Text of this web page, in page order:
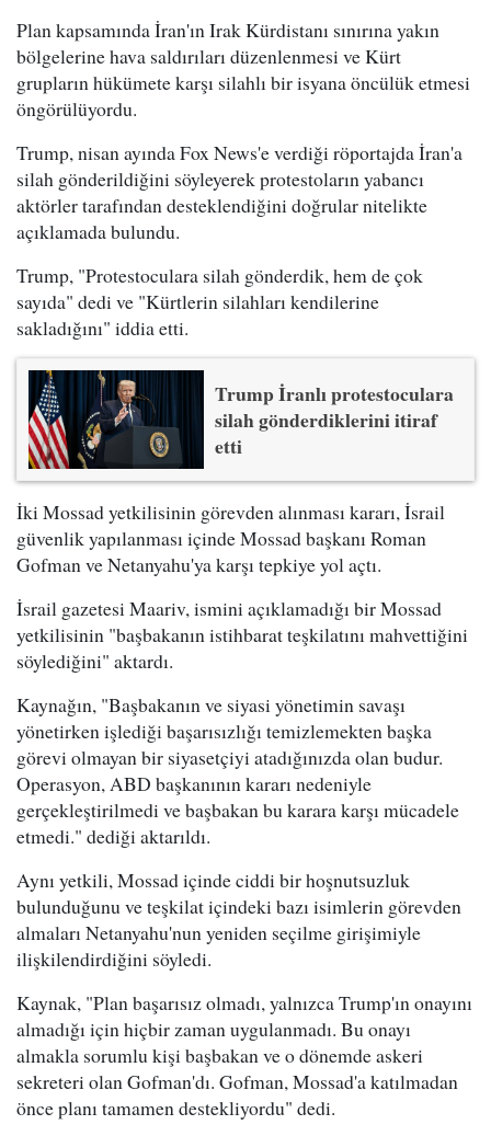
Plan kapsamında İran'ın Irak Kürdistanı sınırına yakın
bölgelerine hava saldırıları düzenlenmesi ve Kürt
grupların hükümete karşı silahlı bir isyana öncülük etmesi
öngörülüyordu.
Trump, nisan ayında Fox News'e verdiği röportajda İran'a
silah gönderildiğini söyleyerek protestoların yabancı
aktörler tarafından desteklendiğini doğrular nitelikte
açıklamada bulundu.
Trump, "Protestoculara silah gönderdik, hem de çok
sayıda" dedi ve "Kürtlerin silahları kendilerine
sakladığını" iddia etti.
Trump İranlı protestoculara
silah gönderdiklerini itiraf
etti
İki Mossad yetkilisinin görevden alınması kararı, İsrail
güvenlik yapılanması içinde Mossad başkanı Roman
Gofman ve Netanyahu'ya karşı tepkiye yol açtı.
İsrail gazetesi Maariv, ismini açıklamadığı bir Mossad
yetkilisinin "başbakanın istihbarat teşkilatını mahvettiğini
söylediğini" aktardı.
Kaynağın, "Başbakanın ve siyasi yönetimin savaşı
yönetirken işlediği başarısızlığı temizlemekten başka
görevi olmayan bir siyasetçiyi atadığınızda olan budur.
Operasyon, ABD başkanının kararı nedeniyle
gerçekleştirilmedi ve başbakan bu karara karşı mücadele
etmedi." dediği aktarıldı.
Aynı yetkili, Mossad içinde ciddi bir hoşnutsuzluk
bulunduğunu ve teşkilat içindeki bazı isimlerin görevden
almaları Netanyahu'nun yeniden seçilme girişimiyle
ilişkilendirdiğini söyledi.
Kaynak, "Plan başarısız olmadı, yalnızca Trump'ın onayını
almadığı için hiçbir zaman uygulanmadı. Bu onayı
almakla sorumlu kişi başbakan ve o dönemde askeri
sekreteri olan Gofman'dı. Gofman, Mossad'a katılmadan
önce planı tamamen destekliyordu" dedi.